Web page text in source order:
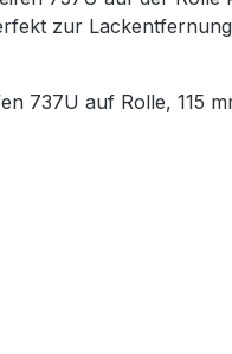
zur